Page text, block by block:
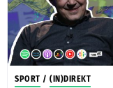
SPORT / (IN)DIREKT